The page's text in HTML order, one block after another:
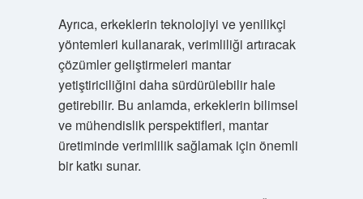
Ayrıca, erkeklerin teknolojiyi ve yenilikçi
yöntemleri kullanarak, verimliliği artıracak
çözümler geliştirmeleri mantar
yetiştiriciliğini daha sürdürülebilir hale
getirebilir. Bu anlamda, erkeklerin bilimsel
ve mühendislik perspektifleri, mantar
üretiminde verimlilik sağlamak için önemli
bir katkı sunar.